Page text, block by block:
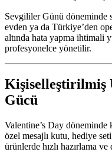
Sevgililer Günü döneminde
evden ya da Türkiye’den
altında hata yapma ihtimali
profesyonelce yönetilir.
Kişiselleştirilmiş
Gücü
Valentine’s Day
özel mesajlı kutu, hediye
ürünlerde hızlı hazırlama